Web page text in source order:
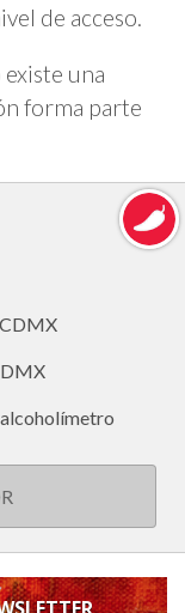
de acceso.
una
forma parte